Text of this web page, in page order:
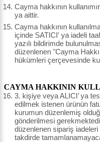
Cayma hakkının
ya aittir.
Cayma hakkının
içinde SATICI' ya iadeli
yazılı bildirimde
düzenlenen "Cayma
hükümleri çerçevesinde
CAYMA HAKKININ
3. kişiye veya ALICI’ ya
edilmek istenen ürünün
kurumun düzenlemiş
gönderilmesi
düzenlenen sipariş
takdirde